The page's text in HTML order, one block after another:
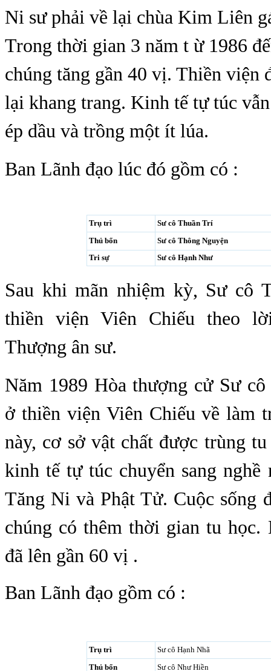
Ni sư phải về lại chùa Kim Liên
Trong thời gian 3 năm t ừ 1986 đế
chúng tăng gần 40 vị. Thiền viện
lại khang trang. Kinh tế tự túc
ép dầu và trồng một ít lúa.
Ban Lãnh đạo lúc đó gồm có :
Trụ trì
Sư cô Thuần Trí
Thủ bổn
Sư cô Thông Nguyện
Tri sự
Sư cô Hạnh Như
Sau khi mãn nhiệm kỳ, Sư cô
thiền viện Viên Chiếu theo
Thượng ân sư.
Năm 1989 Hòa thượng cử Sư cô
ở thiền viện Viên Chiếu về làm
này, cơ sở vật chất được trùng
kinh tế tự túc chuyển sang nghề
Tăng Ni và Phật Tử. Cuộc sống
chúng có thêm thời gian tu học.
đã lên gần 60 vị .
Ban Lãnh đạo gồm có :
Trụ trì
Sư cô Hạnh Nhã
Thủ bổn
Sư cô Như Hiền